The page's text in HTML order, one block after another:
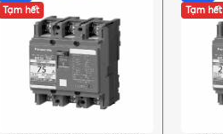
Tạm hết
Tạm hết